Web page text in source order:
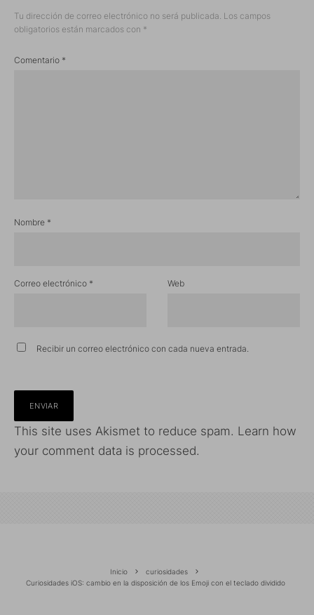
Tu dirección de correo electrónico no será publicada. Los campos
obligatorios están marcados con *
Comentario *
Nombre *
Correo electrónico * Web
Recibir un correo electrónico con cada nueva entrada.
This site uses Akismet to reduce spam. Learn how
your comment data is processed.
Inicio
curiosidades
Curiosidades iOS: cambio en la disposición de los Emoji con el teclado dividido